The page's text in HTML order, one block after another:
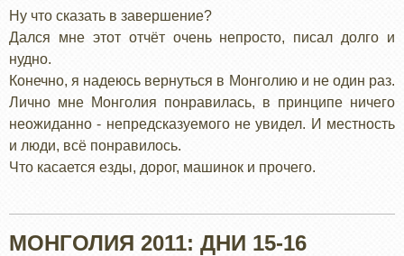
МАРШРУТА
Ну что сказать в завершение?
Дался мне этот отчёт очень непросто, писал долго и
нудно.
Конечно, я надеюсь вернуться в Монголию и не один раз.
Лично мне Монголия понравилась, в принципе ничего
неожиданно - непредсказуемого не увидел. И местность
и люди, всё понравилось.
Что касается езды, дорог, машинок и прочего.
МОНГОЛИЯ 2011: ДНИ 15-16